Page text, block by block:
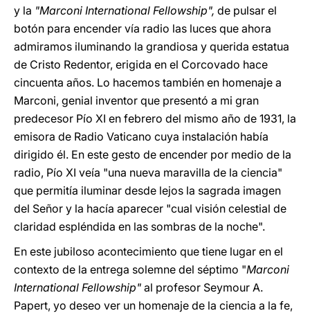
y la "Marconi International Fellowship", de pulsar el
botón para encender vía radio las luces que ahora
admiramos iluminando la grandiosa y querida estatua
de Cristo Redentor, erigida en el Corcovado hace
cincuenta años. Lo hacemos también en homenaje a
Marconi, genial inventor que presentó a mi gran
predecesor Pío XI en febrero del mismo año de 1931, la
emisora de Radio Vaticano cuya instalación había
dirigido él. En este gesto de encender por medio de la
radio, Pío XI veía "una nueva maravilla de la ciencia"
que permitía iluminar desde lejos la sagrada imagen
del Señor y la hacía aparecer "cual visión celestial de
claridad espléndida en las sombras de la noche".
En este jubiloso acontecimiento que tiene lugar en el
contexto de la entrega solemne del séptimo "Marconi
International Fellowship" al profesor Seymour A.
Papert, yo deseo ver un homenaje de la ciencia a la fe,